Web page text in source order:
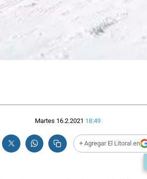
Martes 16.2.2021 18:49
+ Agregar El Litoral en